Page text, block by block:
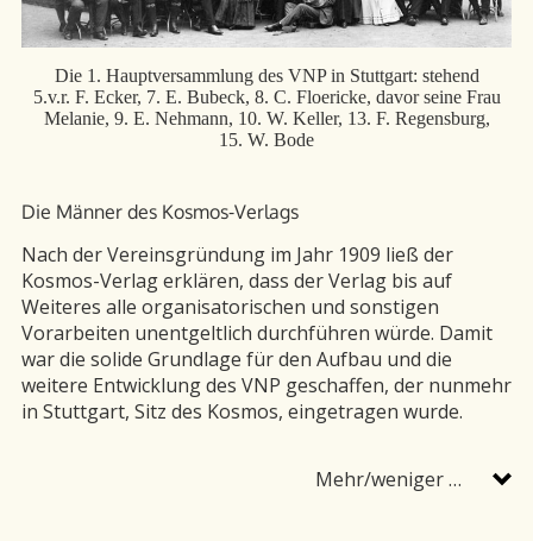
Die 1. Hauptversammlung des VNP in Stuttgart: stehend
5.v.r. F. Ecker, 7. E. Bubeck, 8. C. Floericke, davor seine Frau
Melanie, 9. E. Nehmann, 10. W. Keller, 13. F. Regensburg,
15. W. Bode
Die Männer des Kosmos-Verlags
Nach der Vereinsgründung im Jahr 1909 ließ der
Kosmos-Verlag erklären, dass der Verlag bis auf
Weiteres alle organisatorischen und sonstigen
Vorarbeiten unentgeltlich durchführen würde. Damit
war die solide Grundlage für den Aufbau und die
weitere Entwicklung des VNP geschaffen, der nunmehr
in Stuttgart, Sitz des Kosmos, eingetragen wurde.
Mehr/weniger …